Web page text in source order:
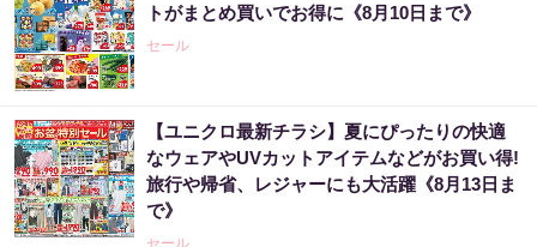
トがまとめ買いでお得に《8月10日まで》
セール
【ユニクロ最新チラシ】夏にぴったりの快適
なウェアやUVカットアイテムなどがお買い得!
旅行や帰省、レジャーにも大活躍《8月13日ま
で》
セール